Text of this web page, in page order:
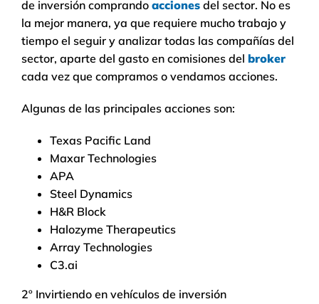
de inversión comprando acciones del sector. No es
la mejor manera, ya que requiere mucho trabajo y
tiempo el seguir y analizar todas las compañías del
sector, aparte del gasto en comisiones del broker
cada vez que compramos o vendamos acciones.
Algunas de las principales acciones son:
Texas Pacific Land
Maxar Technologies
APA
Steel Dynamics
H&R Block
Halozyme Therapeutics
Array Technologies
C3.ai
2º Invirtiendo en vehículos de inversión